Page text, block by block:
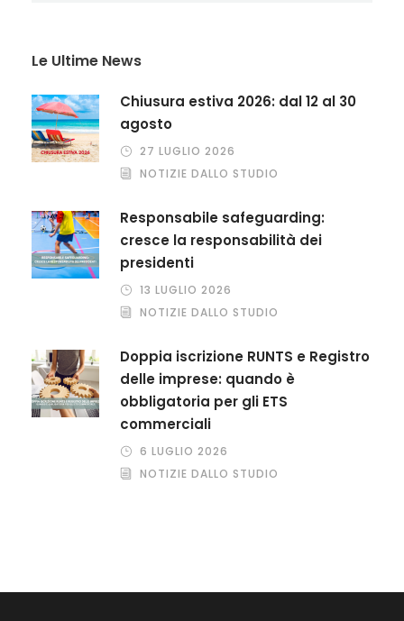
Le Ultime News
Chiusura estiva 2026: dal 12 al 30
agosto
27 LUGLIO 2026
NOTIZIE DALLO STUDIO
Responsabile safeguarding:
cresce la responsabilità dei
presidenti
13 LUGLIO 2026
NOTIZIE DALLO STUDIO
Doppia iscrizione RUNTS e Registro
delle imprese: quando è
obbligatoria per gli ETS
commerciali
6 LUGLIO 2026
NOTIZIE DALLO STUDIO